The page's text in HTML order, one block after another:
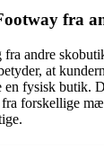
fra
andre
at
en fysisk butik.
forskellige